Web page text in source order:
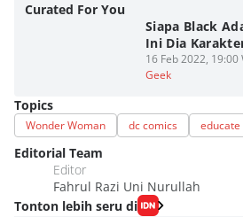
Curated For You
Siapa Black
Ini Dia
16 Feb 2022, 19:00
Geek
Topics
Wonder Woman dc comics educate
Editorial Team
Editor
Fahrul Razi Uni Nurullah
Tonton lebih seru di